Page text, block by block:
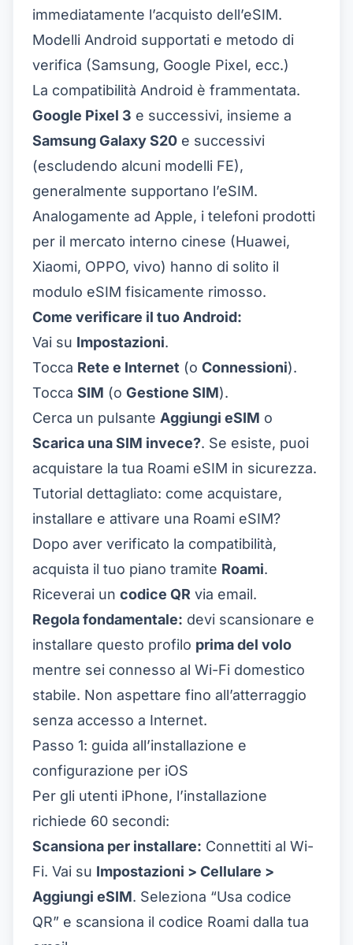
immediatamente l’acquisto dell’eSIM.
Modelli Android supportati e metodo di
verifica (Samsung, Google Pixel, ecc.)
La compatibilità Android è frammentata.
Google Pixel 3 e successivi, insieme a
Samsung Galaxy S20 e successivi
(escludendo alcuni modelli FE),
generalmente supportano l’eSIM.
Analogamente ad Apple, i telefoni prodotti
per il mercato interno cinese (Huawei,
Xiaomi, OPPO, vivo) hanno di solito il
modulo eSIM fisicamente rimosso.
Come verificare il tuo Android:
Vai su Impostazioni.
Tocca Rete e Internet (o Connessioni).
Tocca SIM (o Gestione SIM).
Cerca un pulsante Aggiungi eSIM o
Scarica una SIM invece?. Se esiste, puoi
acquistare la tua Roami eSIM in sicurezza.
Tutorial dettagliato: come acquistare,
installare e attivare una Roami eSIM?
Dopo aver verificato la compatibilità,
acquista il tuo piano tramite Roami.
Riceverai un codice QR via email.
Regola fondamentale: devi scansionare e
installare questo profilo prima del volo
mentre sei connesso al Wi-Fi domestico
stabile. Non aspettare fino all’atterraggio
senza accesso a Internet.
Passo 1: guida all’installazione e
configurazione per iOS
Per gli utenti iPhone, l’installazione
richiede 60 secondi:
Scansiona per installare: Connettiti al Wi-
Fi. Vai su Impostazioni > Cellulare >
Aggiungi eSIM. Seleziona “Usa codice
QR” e scansiona il codice Roami dalla tua
Offerta a tempo limitato
Codice promozionale
web20
20% di sconto per nuovi utenti
536